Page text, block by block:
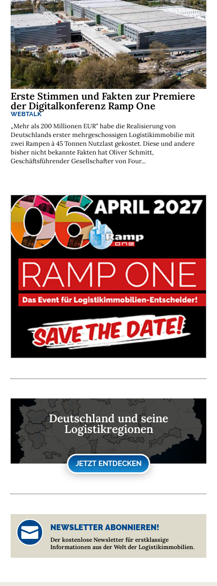
Erste Stimmen und Fakten zur Premiere
der Digitalkonferenz Ramp One
WEBTALK
„Mehr als 200 Millionen EUR“ habe die Realisierung von
Deutschlands erster mehrgeschossigen Logistikimmobilie mit
zwei Rampen à 45 Tonnen Nutzlast gekostet. Diese und andere
bisher nicht bekannte Fakten hat Oliver Schmitt,
Geschäftsführender Gesellschafter von Four...
Deutschland und seine
Logistikregionen
JETZT ENTDECKEN
 NEWSLETTER ABONNIEREN!
Der kostenlose Newsletter für erstklassige
Informationen aus der Welt der Logistikimmobilien.